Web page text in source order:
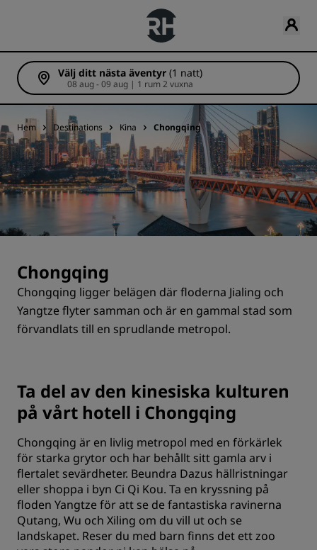
Välj ditt nästa äventyr (1 natt)
08 aug - 09 aug | 1 rum 2 vuxna
Hem Destinations Kina Chongqing
Chongqing
Chongqing ligger belägen där floderna Jialing och
Yangtze flyter samman och är en gammal stad som
förvandlats till en sprudlande metropol.
Ta del av den kinesiska kulturen
på vårt hotell i Chongqing
Chongqing är en livlig metropol med en förkärlek
för starka grytor och har behållt sitt gamla arv i
flertalet sevärdheter. Beundra Dazus hällristningar
eller shoppa i byn Ci Qi Kou. Ta en kryssning på
floden Yangtze för att se de fantastiska ravinerna
Qutang, Wu och Xiling om du vill ut och se
landskapet. Reser du med barn finns det ett zoo